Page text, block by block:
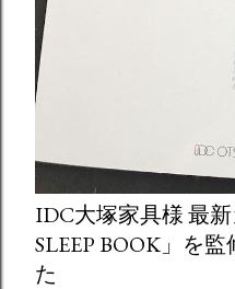
IDC大塚家具様 最
SLEEP BOOK」を
た